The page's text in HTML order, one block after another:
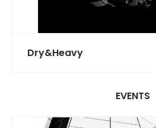
Dry&Heavy
EVENTS